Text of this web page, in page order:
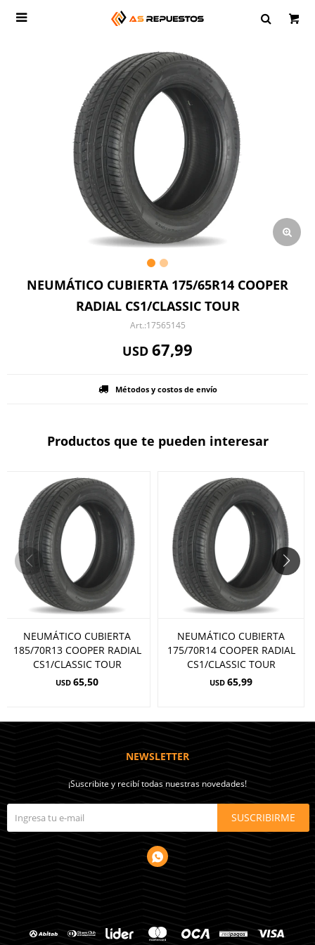

NEUMÁTICO CUBIERTA 175/65R14 COOPER
RADIAL CS1/CLASSIC TOUR
17565145
USD 67,99
Métodos y costos de envío
Productos que te pueden interesar
NEUMÁTICO CUBIERTA
185/70R13 COOPER RADIAL
CS1/CLASSIC TOUR
USD 65,50
NEUMÁTICO CUBIERTA
175/70R14 COOPER RADIAL
CS1/CLASSIC TOUR
USD 65,99
NEWSLETTER
¡Suscribite y recibí todas nuestras novedades!
SUSCRIBIRME
